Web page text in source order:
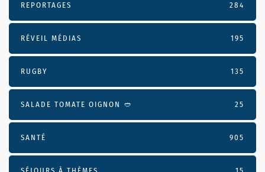
REPORTAGES 284
RÉVEIL MÉDIAS 195
RUGBY 135
SALADE TOMATE OIGNON 🥙 25
SANTÉ 905